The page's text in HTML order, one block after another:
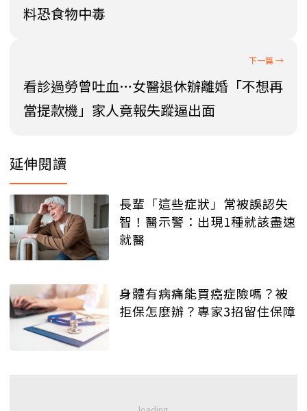
料恐食物中毒
看診過勞曾吐血…女醫退休辦離婚「不想再
當提款機」家人竟報失蹤逼出面
延伸閱讀
長輩「這些症狀」常被誤認失
智！醫示警：出現1種就該盡速
就醫
身體有病痛能買癌症險嗎？被
拒保怎麼辦？專家3招留住保障